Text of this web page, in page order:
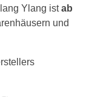
Ylang istab
und